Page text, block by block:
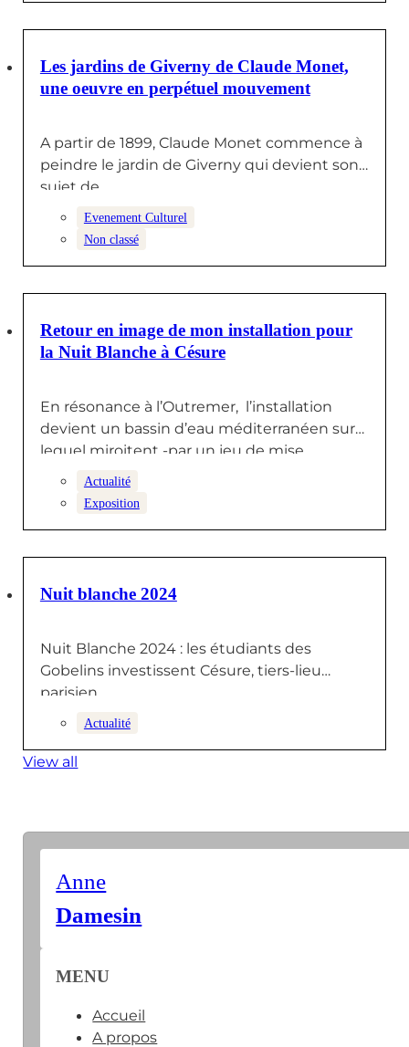
24 JUIN 2024
Les jardins de Giverny de Claude Monet,
une oeuvre en perpétuel mouvement
A partir de 1899, Claude Monet commence à
peindre le jardin de Giverny qui devient son
sujet de…
Evenement Culturel
Non classé
14 JUIN 2024
Retour en image de mon installation pour
la Nuit Blanche à Césure
En résonance à l’Outremer, l’installation
devient un bassin d’eau méditerranéen sur
lequel miroitent -par un jeu de mise…
Actualité
Exposition
31 MAI 2024
Nuit blanche 2024
Nuit Blanche 2024 : les étudiants des
Gobelins investissent Césure, tiers-lieu
parisien
Actualité
View all
Anne
Damesin
MENU
Accueil
A propos